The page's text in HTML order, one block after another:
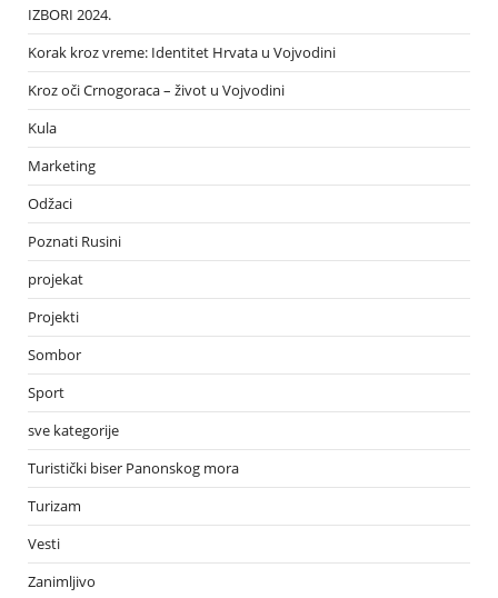
IZBORI 2024.
Korak kroz vreme: Identitet Hrvata u Vojvodini
Kroz oči Crnogoraca – život u Vojvodini
Kula
Marketing
Odžaci
Poznati Rusini
projekat
Projekti
Sombor
Sport
sve kategorije
Turistički biser Panonskog mora
Turizam
Vesti
Zanimljivo